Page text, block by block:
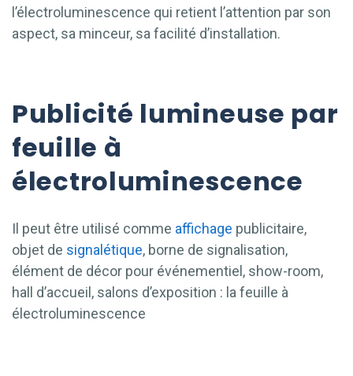
l’électroluminescence qui retient l’attention par son
aspect, sa minceur, sa facilité d’installation.
Publicité lumineuse par
feuille à
électroluminescence
Il peut être utilisé comme affichage publicitaire,
objet de signalétique, borne de signalisation,
élément de décor pour événementiel, show-room,
hall d’accueil, salons d’exposition : la feuille à
électroluminescence